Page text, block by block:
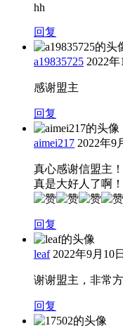
hh
回复
a19835725 2022
感谢盟主
回复
aimei217 2022年9
真心感谢信盟主！
真是大好人了啊
回复
leaf 2022年9月10
谢谢盟主，非常方
回复